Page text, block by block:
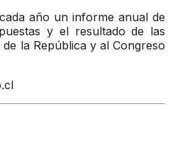
año un informe anual de
y el resultado de las
de la República y al Congreso